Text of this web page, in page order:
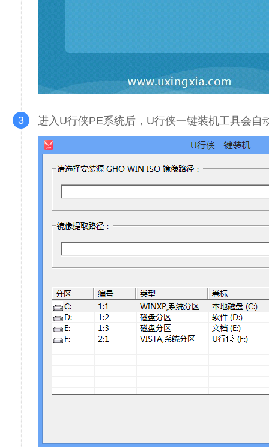
3 进入U行侠PE系统后，U行侠一键装机工具会自